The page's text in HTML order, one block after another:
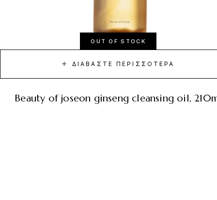
OUT OF STOCK
ΔΙΑΒΆΣΤΕ ΠΕΡΙΣΣΌΤΕΡΑ
beauty of joseon ginseng cleansing oil,